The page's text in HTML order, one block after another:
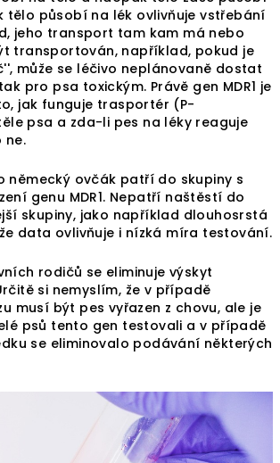
tělo působí na lék ovlivňuje vstřebání
jeho transport tam kam má nebo
transportován, například, pokud je
může se léčivo neplánovaně dostat
pro psa toxickým. Právě gen MDR1 je
jak funguje trasportér (P-
psa a zda-li pes na léky reaguje
ne.
německý ovčák patří do skupiny s
genu MDR1. Nepatří naštěstí do
skupiny, jako například dlouhosrstá
data ovlivňuje i nízká míra testování.
rodičů se eliminuje výskyt
si nemyslím, že v případě
musí být pes vyřazen z chovu, ale je
psů tento gen testovali a v případě
se eliminovalo podávání některých